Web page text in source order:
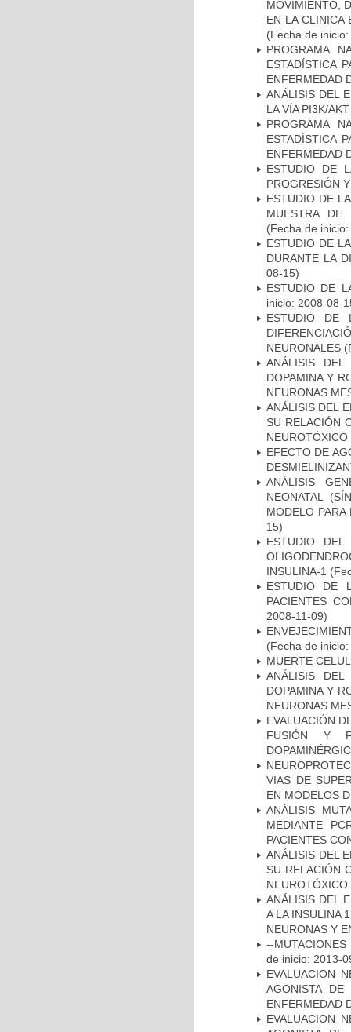
MOVIMIENTO,
EN LA CLINICA
(Fecha de
PROGRAMA
ESTADÍSTICA
ENFERMEDAD
ANÁLISIS DEL
LA VÍA PI3K/
PROGRAMA
ESTADÍSTICA
ENFERMEDAD
ESTUDIO DE
PROGRESIÓN
ESTUDIO DE
MUESTRA DE
(Fecha de
ESTUDIO DE
DURANTE LA
08-15)
ESTUDIO DE
inicio: 2008-08-
ESTUDIO DE
NEURONALES
ANÁLISIS
DOPAMINA Y
NEURONAS
ANÁLISIS DEL
SU RELACIÓN
NEUROTÓXICO
EFECTO DE
ANÁLISIS
NEONATAL
MODELO
15)
ESTUDIO
INSULINA-1
ESTUDIO DE
PACIENTES
2008-11-09)
(Fecha de
MUERTE
ANÁLISIS
DOPAMINA Y
NEURONAS
EVALUACIÓN
FUSIÓN Y
VIAS DE
EN MODELOS
ANÁLISIS
MEDIANTE
PACIENTES
ANÁLISIS DEL
SU RELACIÓN
NEUROTÓXICO
ANÁLISIS DEL
A LA INSULINA
NEURONAS Y
--
de inicio: 2013-
EVALUACION
AGONISTA
ENFERMEDAD
EVALUACION